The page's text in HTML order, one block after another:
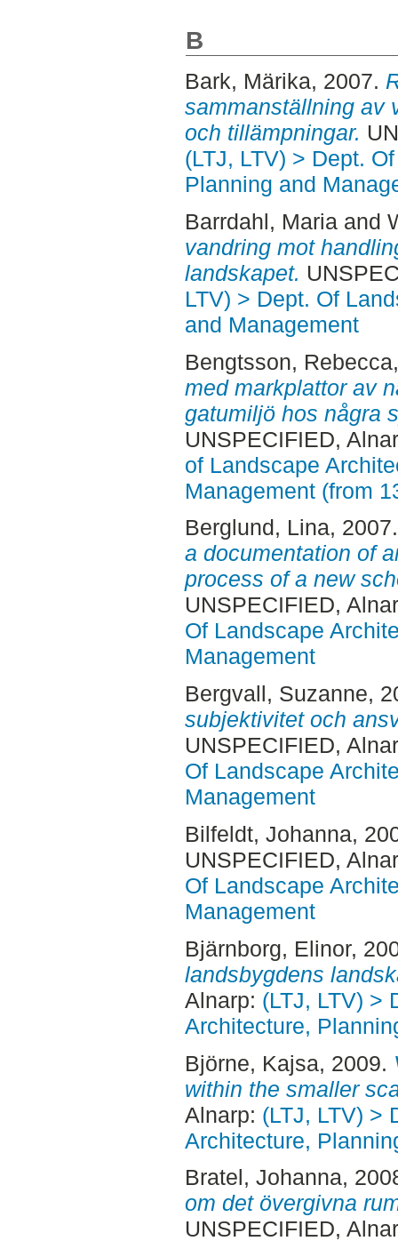
B
Bark, Märika, 2007.
sammanställning av
och tillämpningar.
(LTJ, LTV) > Dept.
Planning and
Barrdahl, Mariaand
vandring mot
landskapet.
LTV) > Dept. Of
and Management
Bengtsson, Rebecca
med markplattor av
gatumiljö hos några
UNSPECIFIED,
of Landscape
Management (from
Berglund, Lina,
a documentation of
process of a new
UNSPECIFIED,
Of Landscape
Management
Bergvall, Suzanne,
subjektivitet och
UNSPECIFIED,
Of Landscape
Management
Bilfeldt, Johanna,
UNSPECIFIED,
Of Landscape
Management
Bjärnborg, Elinor,
landsbygdens
Alnarp: (LTJ, LTV) >
Architecture,
Björne, Kajsa, 2009.
within the smaller
Alnarp: (LTJ, LTV) >
Architecture,
Bratel, Johanna,
om det övergivna
UNSPECIFIED,